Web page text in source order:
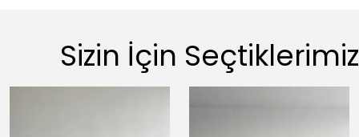
Sizin İçin Seçtiklerimiz